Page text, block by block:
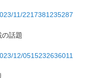
11/2217381235287
に掲載の話題
12/0515232636011
掲載の話題